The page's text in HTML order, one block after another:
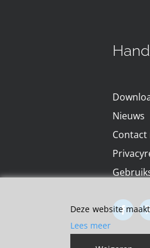
Nieuws
Deze website
Lees meer